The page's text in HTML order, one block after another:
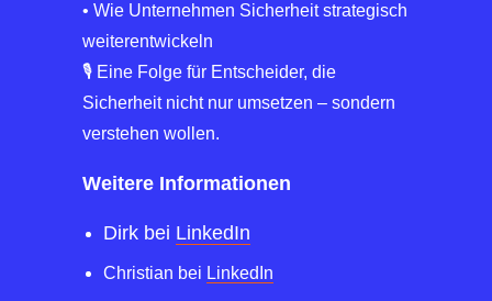
• Wie Unternehmen Sicherheit strategisch
weiterentwickeln
🎙️ Eine Folge für Entscheider, die
Sicherheit nicht nur umsetzen – sondern
verstehen wollen.
Weitere Informationen
Dirk bei LinkedIn
Christian bei LinkedIn